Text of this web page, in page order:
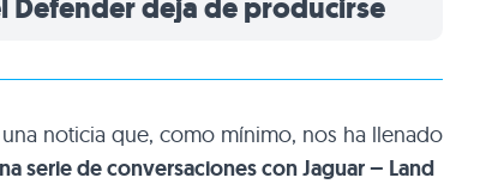
Defender deja de producirse
una noticia que, como mínimo, nos ha llenado
serie de conversaciones con Jaguar – Land